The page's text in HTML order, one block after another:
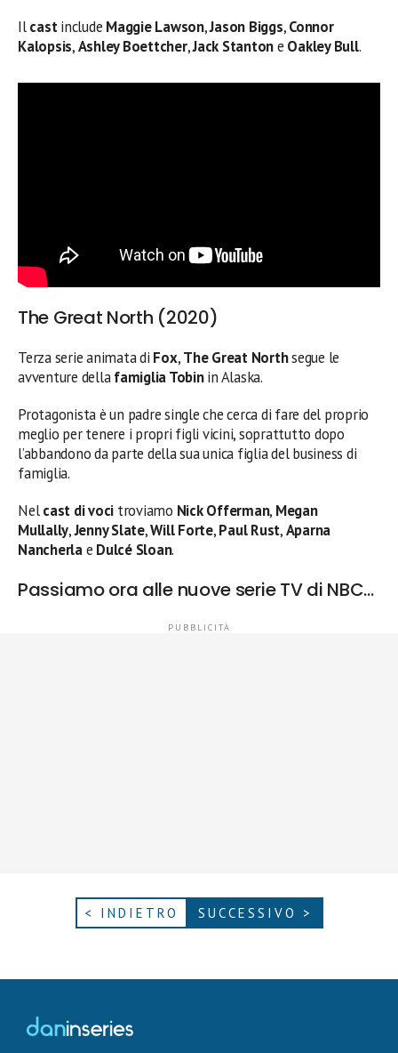
Ilcastinclude Maggie Lawson,Jason Biggs,Connor
Kalopsis,Ashley Boettcher,Jack Stantone Oakley Bull.
The Great North (2020)
Terza serie animata di Fox,The Great Northsegue le
avventure dellafamiglia Tobinin Alaska.
Protagonista è un padre single che cerca di fare del proprio
meglio per tenere i propri figli vicini, soprattutto dopo
l’abbandono da parte della sua unica figlia del business di
famiglia.
Nelcast di voci troviamo Nick Offerman, Megan
Mullally,Jenny Slate,Will Forte,Paul Rust,Aparna
Nancherlae Dulcé Sloan.
Passiamo ora alle nuove serie TV di NBC…
< INDIETRO SUCCESSIVO >